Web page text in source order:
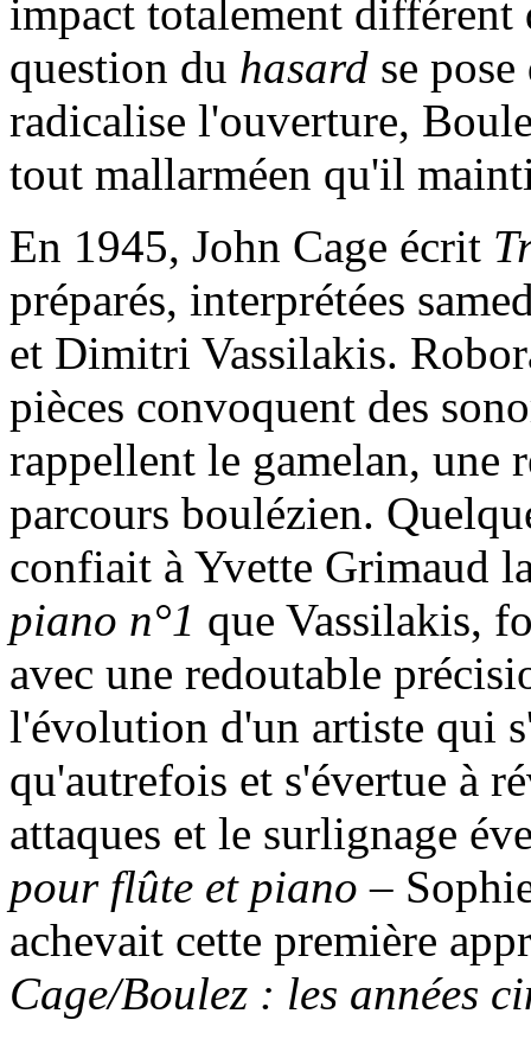
impact totalement
question du hasard se
radicalise l'ouverture,
tout mallarméen qu'il
En 1945, John Cage écrit
préparés, interprétées
et Dimitri Vassilakis.
pièces convoquent des
rappellent le gamelan, une
parcours boulézien.
confiait à Yvette Grimaud
piano n°1 que Vassilakis,
avec une redoutable
l'évolution d'un artiste qui
qu'autrefois et s'évertue à
attaques et le surlignage
pour flûte et piano –
achevait cette première
Cage/Boulez : les années